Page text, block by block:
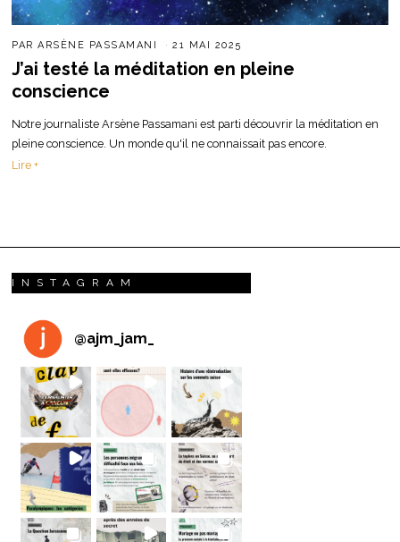
PARARSÈNE PASSAMANI 21 MAI 2025
J’ai testé la méditation en pleine
conscience
Notre journaliste Arsène Passamani est parti découvrir la méditation en
pleine conscience. Un monde qu'il ne connaissait pas encore.
Lire +
INSTAGRAM
@ajm_jam_